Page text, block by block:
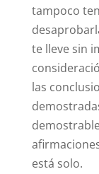
tampoco
te lleve sin
las
está solo.